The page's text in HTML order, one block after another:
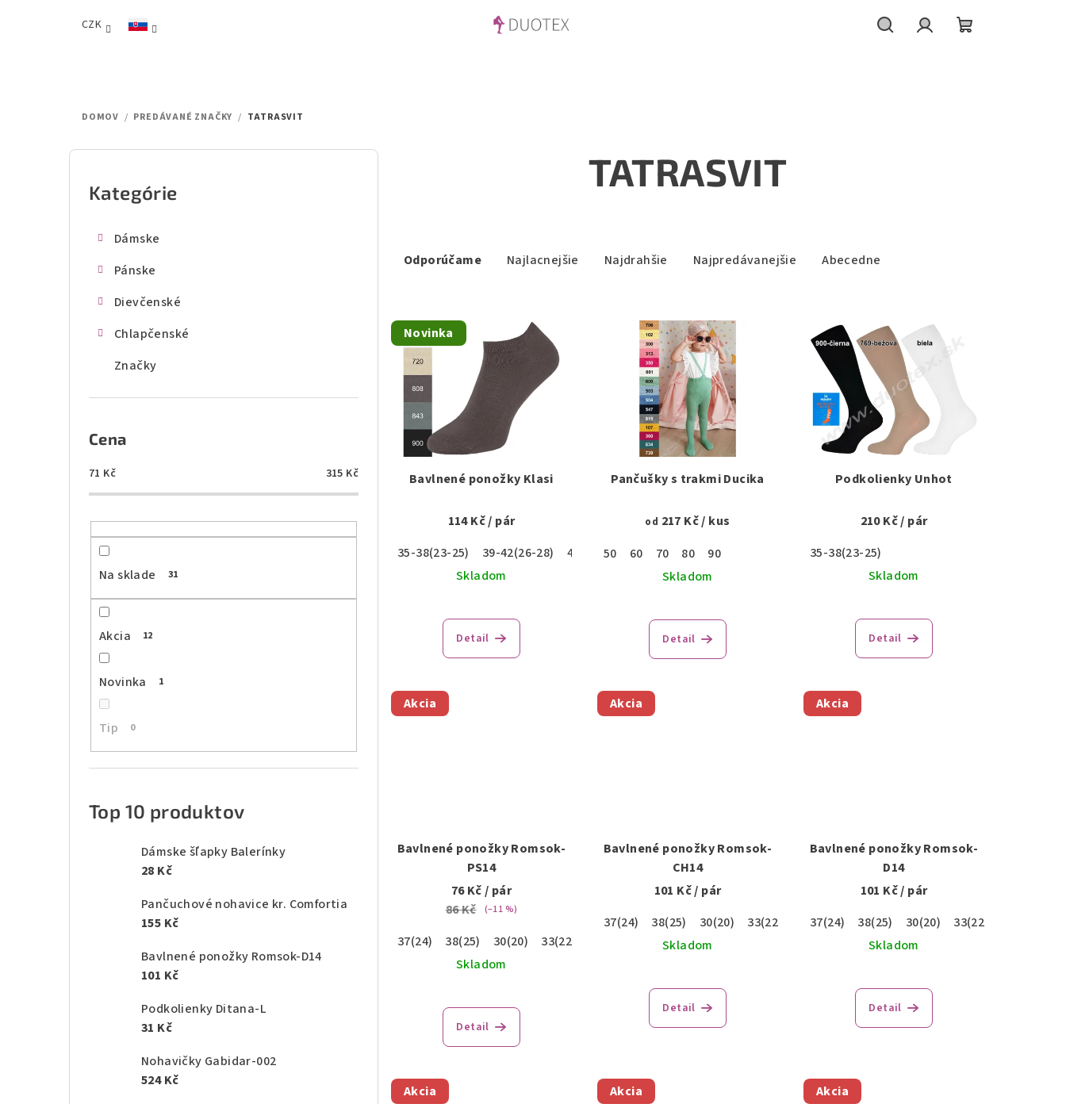
CZK
DOMOV / PREDÁVANÉ ZNAČKY / TATRASVIT
Preskočiť
kategórie
Kategórie
Dámske
Pánske
Dievčenské
Chlapčenské
Značky
Cena
71 Kč 315 Kč
Na sklade 31
Akcia 12
Novinka 1
Tip 0
Top 10 produktov
Dámske šľapky Balerínky
28 Kč
Pančuchové nohavice kr. Comfortia
155 Kč
Bavlnené ponožky Romsok-D14
101 Kč
Podkolienky Ditana-L
31 Kč
Nohavičky Gabidar-002
524 Kč
TATRASVIT
a
e
p
d
v
Odporúčame Najlacnejšie Najdrahšie Najpredávanejšie Abecedne
V
ý
p
d
o
v
Novinka
Bavlnené ponožky Klasi
114 Kč/ pár
35-38(23-25)
39-42(26-28)
43-46(29-31)
Skladom
Detail
Pančušky s trakmi Ducika
od 217 Kč/ kus
50
60 70 80
90
Skladom
Detail
Podkolienky Unhot
210 Kč/ pár
35-38(23-25)
Skladom
Detail
Akcia
Bavlnené ponožky Romsok-
PS14
76 Kč/ pár
86 Kč
(–11 %)
37(24) 38(25) 30(20) 33(22)
Skladom
Detail
Akcia
Bavlnené ponožky Romsok-
CH14
101 Kč/ pár
37(24)
38(25) 30(20) 33(22)
35(23)
Skladom
Detail
Akcia
Bavlnené ponožky Romsok-
D14
101 Kč/ pár
37(24)
38(25) 30(20) 33(22)
Skladom
Detail
Akcia Akcia Akcia